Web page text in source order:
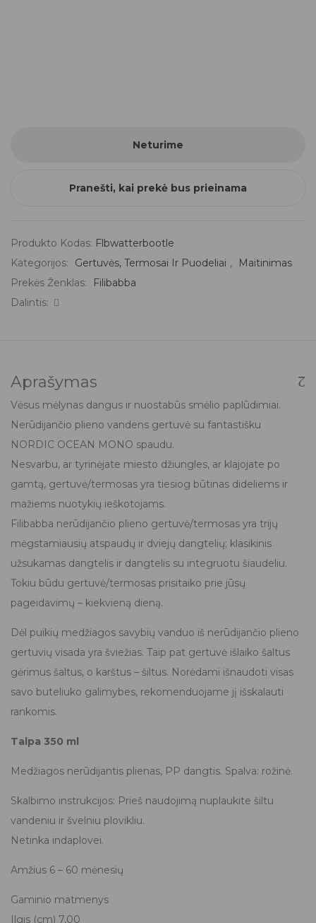
Neturime
Pranešti, kai prekė bus prieinama
Produkto Kodas: Flbwatterbootle
Kategorijos:
Gertuvės, Termosai Ir Puodeliai ,
Maitinimas
Prekės Ženklas:
Filibabba
Dalintis:
Aprašymas
Vėsus mėlynas dangus ir nuostabūs smėlio paplūdimiai.
Nerūdijančio plieno vandens gertuvė su fantastišku
NORDIC OCEAN MONO spaudu.
Nesvarbu, ar tyrinėjate miesto džiungles, ar klajojate po
gamtą, gertuvė/termosas yra tiesiog būtinas dideliems ir
mažiems nuotykių ieškotojams.
Filibabba nerūdijančio plieno gertuvė/termosas yra trijų
mėgstamiausių atspaudų ir dviejų dangtelių; klasikinis
užsukamas dangtelis ir dangtelis su integruotu šiaudeliu.
Tokiu būdu gertuvė/termosas prisitaiko prie jūsų
pageidavimų – kiekvieną dieną.
Dėl puikių medžiagos savybių vanduo iš nerūdijančio plieno
gertuvių visada yra šviežias. Taip pat gertuvė išlaiko šaltus
gėrimus šaltus, o karštus – šiltus. Norėdami išnaudoti visas
savo buteliuko galimybes, rekomenduojame jį išskalauti
rankomis.
Talpa 350 ml
Medžiagos nerūdijantis plienas, PP dangtis. Spalva: rožinė.
Skalbimo instrukcijos: Prieš naudojimą nuplaukite šiltu
vandeniu ir švelniu plovikliu.
Netinka indaplovei.
Amžius 6 – 60 mėnesių
Gaminio matmenys
Ilgis (cm) 7,00